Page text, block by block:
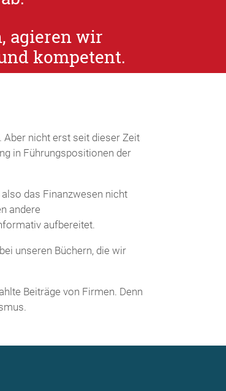
agieren wir
kompetent.
Aber nicht erst seit dieser Zeit
in Führungspositionen der
das Finanzwesen nicht
andere
aufbereitet.
unseren Büchern, die wir
Beiträge von Firmen. Denn